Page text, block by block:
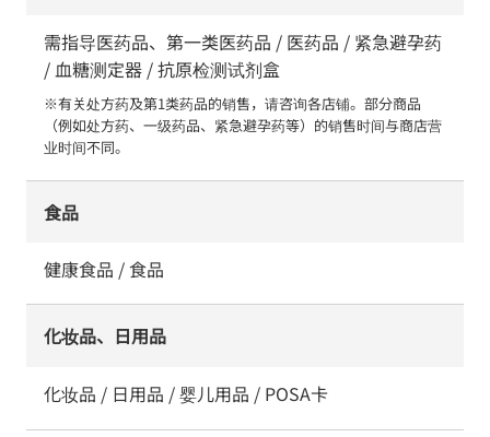
需指导医药品、第一类医药品 / 医药品 / 紧急避孕药
/ 血糖测定器 / 抗原检测试剂盒
※有关处方药及第1类药品的销售，请咨询各店铺。部分商品
（例如处方药、一级药品、紧急避孕药等）的销售时间与商店营
业时间不同。
食品
健康食品 / 食品
化妆品、日用品
化妆品 / 日用品 / 婴儿用品 / POSA卡